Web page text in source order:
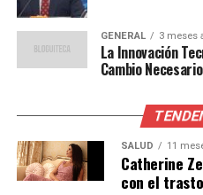
Exportaciones
El consumo interno
recuperación. Las ventas
confianza del consumidor y
laboral. La tasa de
nivel más bajo desde 2008.
GENERAL 3 meses
La Innovación
Cambio Necesario
SALUD 11
Catherine
con el